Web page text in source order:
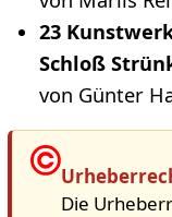
23
Schloß
von Günter
Die